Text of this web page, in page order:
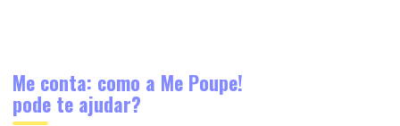
Me conta: como a Me Poupe!
pode te ajudar?